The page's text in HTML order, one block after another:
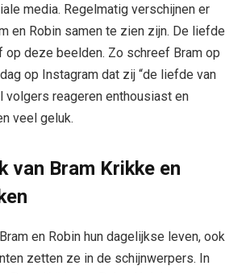
media. Regelmatig verschijnen er
en Robin samen te zien zijn. De liefde
op deze beelden. Zo schreef Bram op
op Instagram dat zij “de liefde van
volgers reageren enthousiast en
veel geluk.
van Bram Krikke en
en Robin hun dagelijkse leven, ook
zetten ze in de schijnwerpers. In